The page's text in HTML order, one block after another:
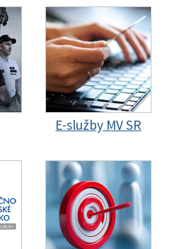
E-služby MV SR